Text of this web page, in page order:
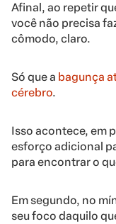
Afinal, ao repetir
você não precisa
cômodo, claro.
Só que a bagunça
cérebro.
Isso acontece, em
esforço adicional
para encontrar o
Em segundo, no
seu foco daquilo